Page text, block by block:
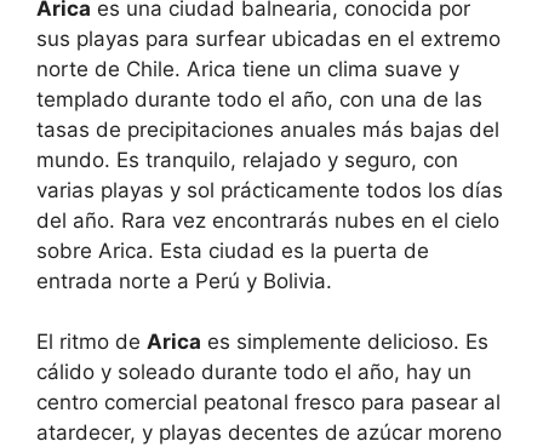
Arica es una ciudad balnearia, conocida por
sus playas para surfear ubicadas en el extremo
norte de Chile. Arica tiene un clima suave y
templado durante todo el año, con una de las
tasas de precipitaciones anuales más bajas del
mundo. Es tranquilo, relajado y seguro, con
varias playas y sol prácticamente todos los días
del año. Rara vez encontrarás nubes en el cielo
sobre Arica. Esta ciudad es la puerta de
entrada norte a Perú y Bolivia.
El ritmo de Arica es simplemente delicioso. Es
cálido y soleado durante todo el año, hay un
centro comercial peatonal fresco para pasear al
atardecer, y playas decentes de azúcar moreno